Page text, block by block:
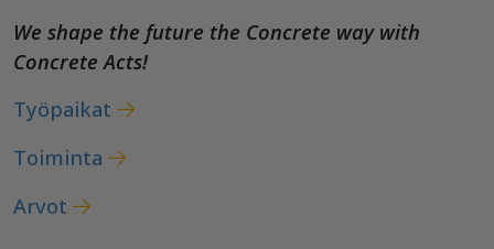
We shape the future the Concrete way with
Concrete Acts!
Työpaikat
Toiminta
Arvot